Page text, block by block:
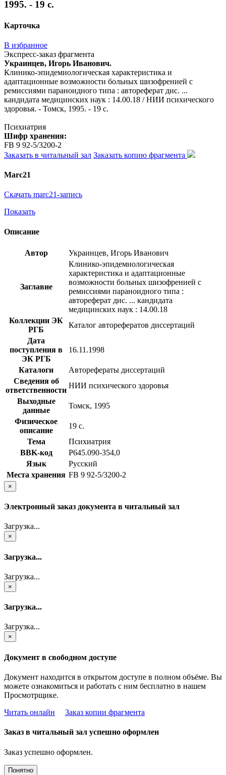
1995. - 19 с.
Карточка
В избранное
Экспресс-заказ фрагмента
Украинцев, Игорь Иванович.
Клинико-эпидемиологическая характеристика и
адаптационные возможности больных шизофренией с
ремиссиями параноидного типа : автореферат дис. ...
кандидата медицинских наук : 14.00.18 / НИИ психического
здоровья. - Томск, 1995. - 19 с.
Психиатрия
Шифр хранения:
FB 9 92-5/3200-2
Заказать в читальный зал Заказать копию фрагмента
Marc21
Скачать marc21-запись
Показать
Описание
Автор Украинцев, Игорь Иванович
Заглавие
Клинико-эпидемиологическая
характеристика и адаптационные
возможности больных шизофренией с
ремиссиями параноидного типа :
автореферат дис. ... кандидата
медицинских наук : 14.00.18
Коллекции ЭК
РГБ
Каталог авторефератов диссертаций
Дата
поступления в
ЭК РГБ
16.11.1998
Каталоги
Авторефераты диссертаций
Сведения об
ответственности
НИИ психического здоровья
Выходные
данные
Томск, 1995
Физическое
описание
19 с.
Тема
Психиатрия
BBK-код
Р645.090-354,0
Язык
Русский
Места хранения FB 9 92-5/3200-2
×
Электронный заказ документа в читальный зал
Загрузка...
×
Загрузка...
Загрузка...
×
Загрузка...
Загрузка...
×
Документ в свободном доступе
Документ находится в открытом доступе в полном объёме. Вы
можете ознакомиться и работать с ним бесплатно в нашем
Просмотрщике.
Читать онлайн
Заказ копии фрагмента
Заказ в читальный зал успешно оформлен
Заказ успешно оформлен.
Понятно